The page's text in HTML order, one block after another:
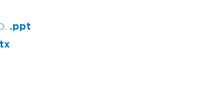
.ppt